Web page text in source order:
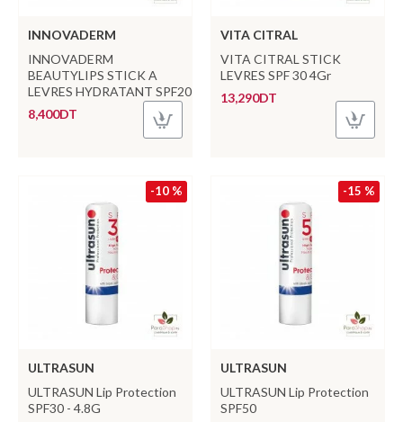
INNOVADERM
INNOVADERM
BEAUTYLIPS STICK A
LEVRES HYDRATANT SPF20
8,400DT
VITA CITRAL
VITA CITRAL STICK
LEVRES SPF 30 4Gr
13,290DT
-10 %
ULTRASUN
ULTRASUN Lip Protection
SPF30 - 4.8G
-15 %
ULTRASUN
ULTRASUN Lip Protection
SPF50